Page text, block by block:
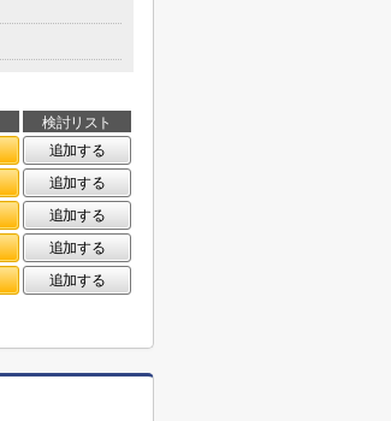
検討リスト
追加する
追加する
追加する
追加する
追加する